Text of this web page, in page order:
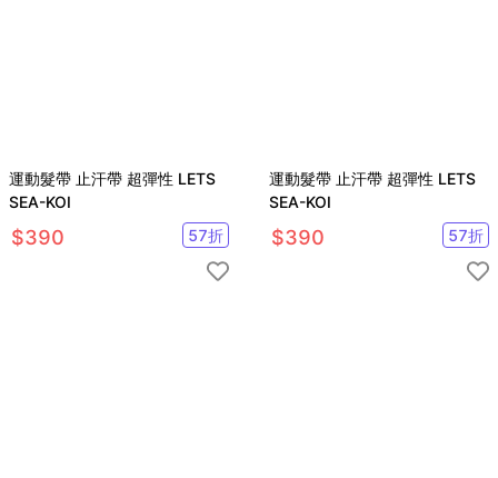
運動髮帶 止汗帶 超彈性 LETS
SEA-KOI
$390 57折
運動髮帶 止汗帶 超彈性 LETS
SEA-KOI
$390 57折